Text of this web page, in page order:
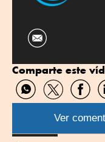
Comparte este
Compartir
por
WhatsApp
Compartir
por
Twitter
por
Ver